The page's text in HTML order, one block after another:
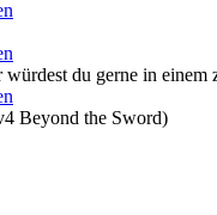
du gerne in
Beyond the Sword)